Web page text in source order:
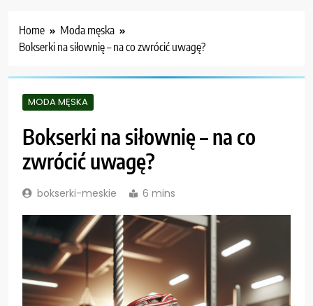
Home
Moda męska
Bokserki na siłownię – na co zwrócić uwagę?
MODA MĘSKA
Bokserki na siłownię – na co
zwrócić uwagę?
bokserki-meskie 6 mins